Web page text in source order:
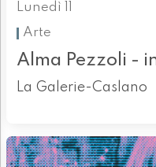
Lunedì 11
Arte
Alma Pezzoli -
La Galerie-Caslano